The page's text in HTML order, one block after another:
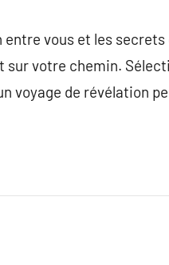
vous et les secrets
votre chemin.
voyage de révélation